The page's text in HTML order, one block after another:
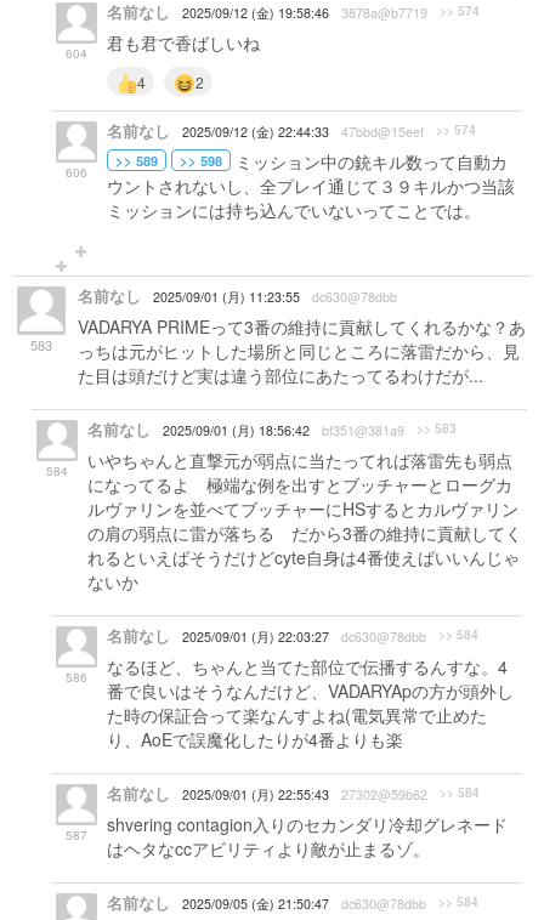
604
名前なし 2025/09/12 (金) 19:58:46 3878a@b7719 >> 574
君も君で香ばしいね
4 2
606
名前なし 2025/09/12 (金) 22:44:33 47bbd@15eef >> 574
>> 589 >> 598
ミッション中の銃キル数って自動カ
ウントされないし、全プレイ通じて３９キルかつ当該
ミッションには持ち込んでいないってことでは。
583
名前なし 2025/09/01 (月) 11:23:55 dc630@78dbb
VADARYA PRIMEって3番の維持に貢献してくれるかな？あ
っちは元がヒットした場所と同じところに落雷だから、見
た目は頭だけど実は違う部位にあたってるわけだが...
584
名前なし 2025/09/01 (月) 18:56:42 bf351@381a9 >> 583
いやちゃんと直撃元が弱点に当たってれば落雷先も弱点
になってるよ 極端な例を出すとブッチャーとローグカ
ルヴァリンを並べてブッチャーにHSするとカルヴァリン
の肩の弱点に雷が落ちる だから3番の維持に貢献してく
れるといえばそうだけどcyte自身は4番使えばいいんじゃ
ないか
586
名前なし 2025/09/01 (月) 22:03:27 dc630@78dbb >> 584
なるほど、ちゃんと当てた部位で伝播するんすな。4
番で良いはそうなんだけど、VADARYApの方が頭外し
た時の保証合って楽なんすよね(電気異常で止めた
り、AoEで誤魔化したりが4番よりも楽
587
名前なし 2025/09/01 (月) 22:55:43 27302@59b62 >> 584
shvering contagion入りのセカンダリ冷却グレネード
はヘタなccアビリティより敵が止まるゾ。
名前なし 2025/09/05 (金) 21:50:47 dc630@78dbb >> 584